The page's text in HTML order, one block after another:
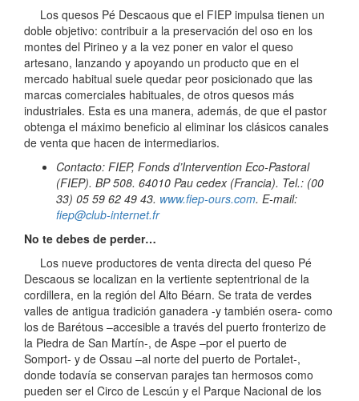
Los quesos Pé Descaous que el FIEP impulsa tienen un
doble objetivo: contribuir a la preservación del oso en los
montes del Pirineo y a la vez poner en valor el queso
artesano, lanzando y apoyando un producto que en el
mercado habitual suele quedar peor posicionado que las
marcas comerciales habituales, de otros quesos más
industriales. Esta es una manera, además, de que el pastor
obtenga el máximo beneficio al eliminar los clásicos canales
de venta que hacen de intermediarios.
Contacto: FIEP, Fonds d’Intervention Eco-Pastoral
(FIEP). BP 508. 64010 Pau cedex (Francia). Tel.: (00
33) 05 59 62 49 43. www.fiep-ours.com. E-mail:
fiep@club-internet.fr
No te debes de perder…
Los nueve productores de venta directa del queso Pé
Descaous se localizan en la vertiente septentrional de la
cordillera, en la región del Alto Béarn. Se trata de verdes
valles de antigua tradición ganadera -y también osera- como
los de Barétous –accesible a través del puerto fronterizo de
la Piedra de San Martín-, de Aspe –por el puerto de
Somport- y de Ossau –al norte del puerto de Portalet-,
donde todavía se conservan parajes tan hermosos como
pueden ser el Circo de Lescún y el Parque Nacional de los